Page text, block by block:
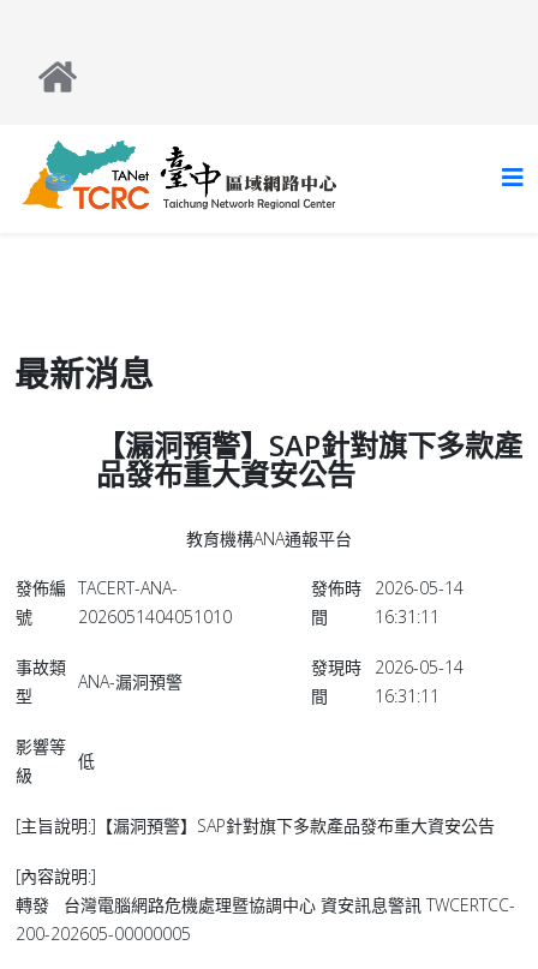
最新消息
【漏洞預警】SAP針對旗下多款產
品發布重大資安公告
教育機構ANA通報平台
發佈編
號
TACERT-ANA-
2026051404051010
發佈時
間
2026-05-14
16:31:11
事故類
型
ANA-漏洞預警
發現時
間
2026-05-14
16:31:11
影響等
級
低
[主旨說明:]【漏洞預警】SAP針對旗下多款產品發布重大資安公告
[內容說明:]
轉發 台灣電腦網路危機處理暨協調中心 資安訊息警訊 TWCERTCC-
200-202605-00000005